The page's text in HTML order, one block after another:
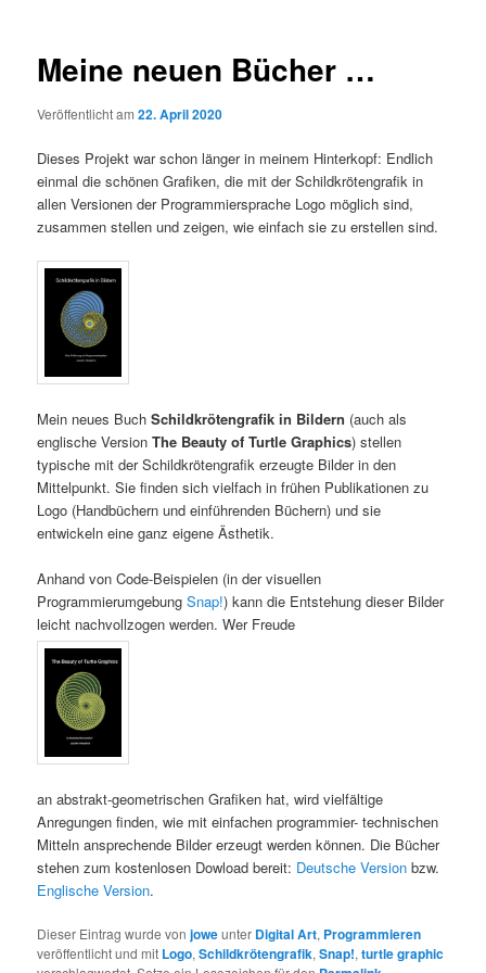
Meine neuen Bücher …
Veröffentlicht am22. April 2020
Dieses Projekt war schon länger in meinem Hinterkopf: Endlich
einmal die schönen Grafiken, die mit der Schildkrötengrafik in
allen Versionen der Programmiersprache Logo möglich sind,
zusammen stellen und zeigen, wie einfach sie zu erstellen sind.
Mein neues BuchSchildkrötengrafik in Bildern (auch als
englische VersionThe Beauty of Turtle Graphics) stellen
typische mit der Schildkrötengrafik erzeugte Bilder in den
Mittelpunkt. Sie finden sich vielfach in frühen Publikationen zu
Logo (Handbüchern und einführenden Büchern) und sie
entwickeln eine ganz eigene Ästhetik.
Anhand von Code-Beispielen (in der visuellen
ProgrammierumgebungSnap!) kann die Entstehung dieser Bilder
leicht nachvollzogen werden. Wer Freude
an abstrakt-geometrischen Grafiken hat, wird vielfältige
Anregungen finden, wie mit einfachen programmier- technischen
Mitteln ansprechende Bilder erzeugt werden können. Die Bücher
stehen zum kostenlosen Dowload bereit: Deutsche Version bzw.
Englische Version.
Dieser Eintrag wurde vonjoweunter Digital Art, Programmieren
veröffentlicht und mit Logo,Schildkrötengrafik,Snap!,turtle graphic